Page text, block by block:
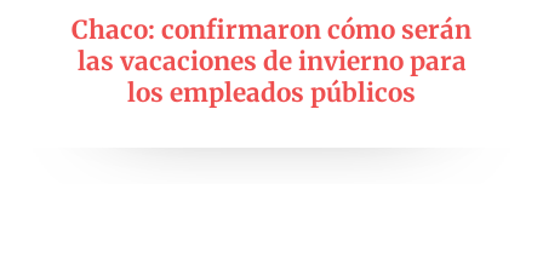
Chaco: confirmaron cómo serán
las vacaciones de invierno para
los empleados públicos